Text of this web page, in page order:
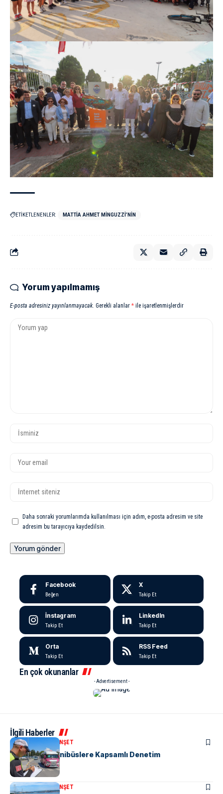
ETİKETLENENLER: MATTIA AHMET MINGUZZI’NIN
Yorum yapılmamış
E-posta adresiniz yayınlanmayacak. Gerekli alanlar * ile işaretlenmişlerdir
Daha sonraki yorumlarımda kullanılması için adım, e-posta adresim ve site
adresim bu tarayıcıya kaydedilsin.
Facebook
Beğen
X
Takip Et
İnstagram
Takip Et
LinkedIn
Takip Et
Orta
Takip Et
RSS Feed
Takip Et
En çok okunanlar
- Advertisement -
İlgili Haberler
KENT GÜNDEMI MANŞET
“M” Plakalı Minibüslere Kapsamlı Denetim
KENT GÜNDEMIMANŞET